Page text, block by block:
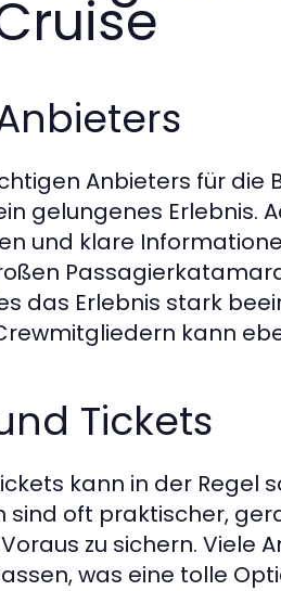
Anbieters für
gelungenes Erlebnis.
und klare
das Erlebnis stark
kann
Tickets
kann in der Regel
sind oft praktischer,
zu sichern. Viele
was eine tolle